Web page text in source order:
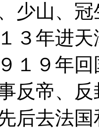
少山、
３年进
１９年
反帝、
后去法